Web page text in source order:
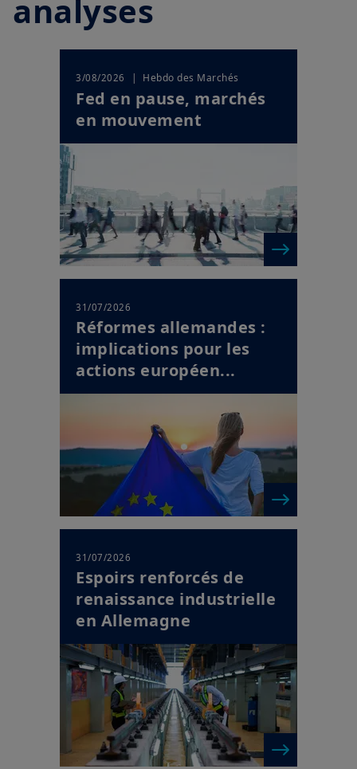
en mouvement
implications pour les
actions européen...
renaissance industrielle
en Allemagne